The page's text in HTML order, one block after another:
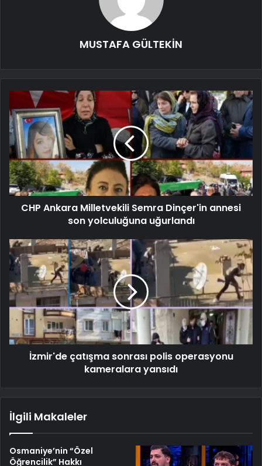
MUSTAFA GÜLTEKİN
CHP Ankara Milletvekili Semra Dinçer'in annesi
son yolculuğuna uğurlandı
İzmir'de çatışma sonrası polis operasyonu
kameralara yansıdı
İlgili Makaleler
Osmaniye’nin “Özel
Öğrencilik” Hakkı